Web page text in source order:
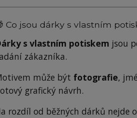
Co jsou dárky s vlastním
s vlastním potiskem jsou
zákazníka.
může být fotografie,
grafický návrh.
rozdíl od běžných dárků nejde